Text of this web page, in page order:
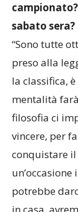
sabato sera?
“Sono tutte
preso alla
la classifica,
mentalità
filosofia ci
vincere, per
conquistare
potrebbe